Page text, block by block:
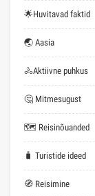
🌟Huvitavad faktid
🌏 Aasia
🚴Aktiivne puhkus
🤔 Mitmesugust
🗺 Reisinõuanded
🧳 Turistide ideed
🧭 Reisimine